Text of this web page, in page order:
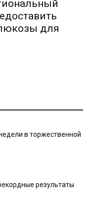
для
в торжественной
результаты